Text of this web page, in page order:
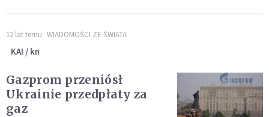
12 lat temu WIADOMOŚCI ZE ŚWIATA
KAI / kn
Gazprom przeniósł
Ukrainie przedpłaty za
gaz